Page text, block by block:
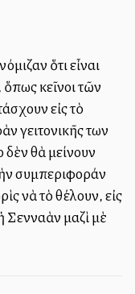
ὅτι εἶναι
ἐκεῖνοι τῶν
εἰς τὸ
γειτονικῆς των
θὰ μείνουν
συμπεριφοράν
νὰ τὸ θέλουν, εἰς
Σενναὰν μαζὶ μὲ